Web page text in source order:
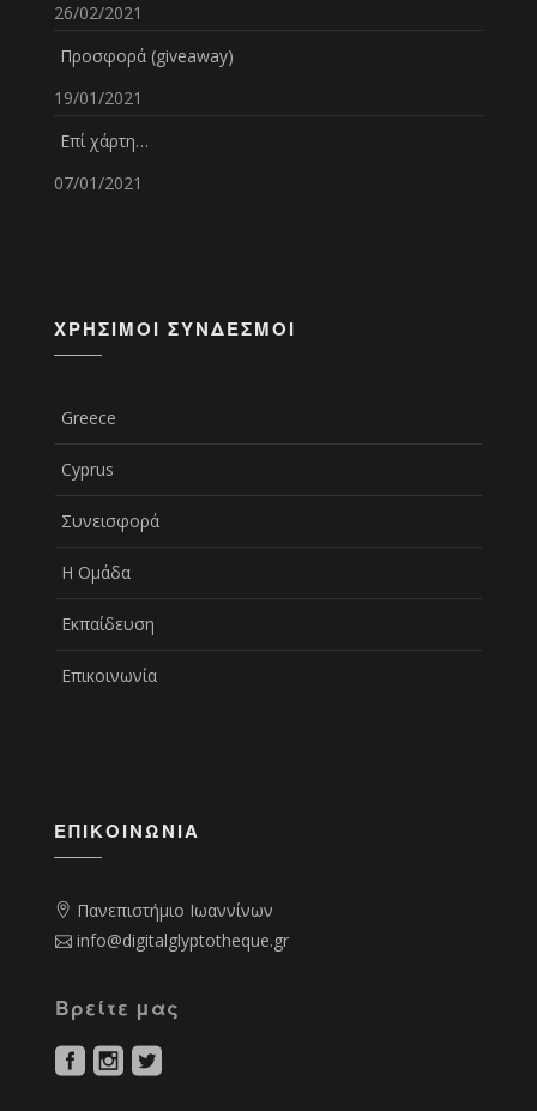
26/02/2021
Προσφορά (giveaway)
19/01/2021
Επί χάρτη…
07/01/2021
ΧΡΉΣΙΜΟΙ ΣΎΝΔΕΣΜΟΙ
Greece
Cyprus
Συνεισφορά
Η Ομάδα
Εκπαίδευση
Επικοινωνία
ΕΠΙΚΟΙΝΩΝΊΑ
Πανεπιστήμιο Ιωαννίνων
info@digitalglyptotheque.gr
Βρείτε μας